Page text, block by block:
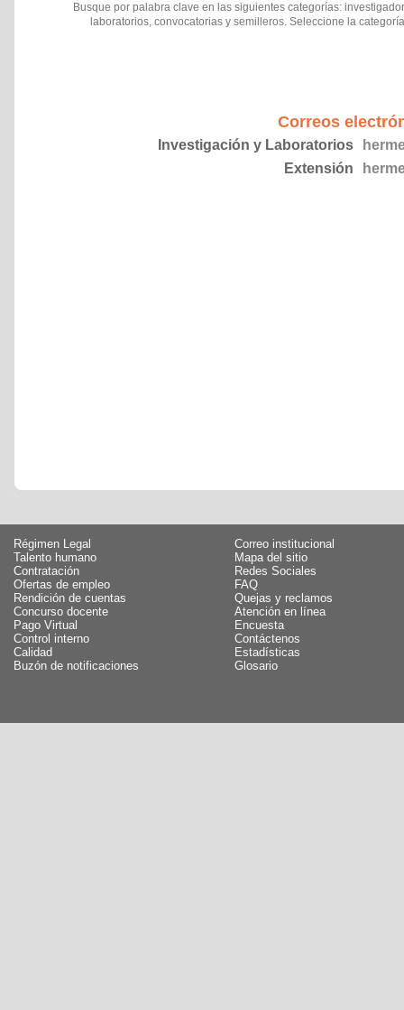
Busque por palabra clave en las siguientes categorías:
laboratorios, convocatorias y semilleros. Seleccione la
Correos
Investigación y Laboratorios
Extensión
Régimen Legal
Talento humano
Contratación
Ofertas de empleo
Rendición de cuentas
Concurso docente
Pago Virtual
Control interno
Calidad
Buzón de notificaciones
Correo institucional
Mapa del sitio
Redes Sociales
FAQ
Quejas y reclamos
Atención en línea
Encuesta
Contáctenos
Estadísticas
Glosario